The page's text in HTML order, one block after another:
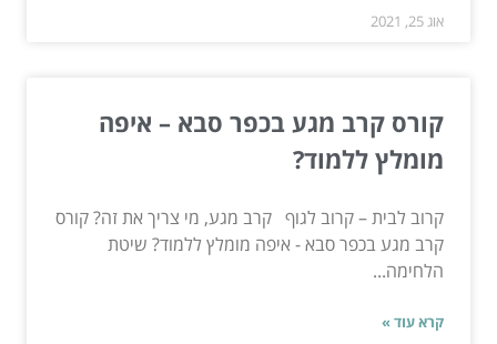
אוג 25, 2021
קורס קרב מגע בכפר סבא – איפה
מומלץ ללמוד?
קרוב לבית – קרוב לגוף קרב מגע, מי צריך את זה? קורס
קרב מגע בכפר סבא - איפה מומלץ ללמוד? שיטת
הלחימה...
קרא עוד »